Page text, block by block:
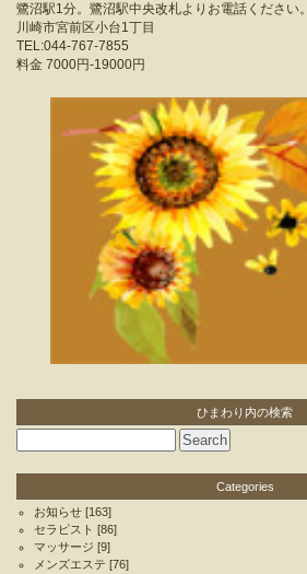
鷺沼駅1分。鷺沼駅中央改札よりお電話ください。
川崎市宮前区小台1丁目
TEL:044-767-7855
料金 7000円-19000円
ひまわり内の検索
Categories
お知らせ [163]
セラピスト [86]
マッサージ [9]
メンズエステ [76]